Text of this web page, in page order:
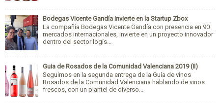
Bodegas Vicente Gandía invierte en la Startup Zbox
La compañía Bodegas Vicente Gandía con presencia en 90
mercados internacionales, invierte en un proyecto innovador
dentro del sector logís...
Guia de Rosados de la Comunidad Valenciana 2019 (II)
Seguimos en la segunda entrega de la Guía de vinos
Rosados de la Comunidad Valenciana hablando de vinos
frescos, con un plantel de diverso...